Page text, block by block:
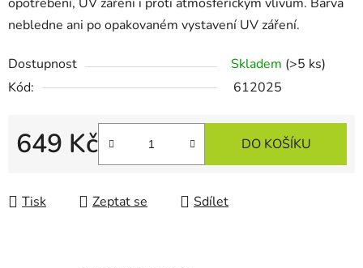
nebledne ani po opakovaném vystavení UV záření.
Dostupnost Skladem (>5 ks)
Kód:
612025
649 Kč DO KOŠÍKU
Tisk Zeptat se Sdílet